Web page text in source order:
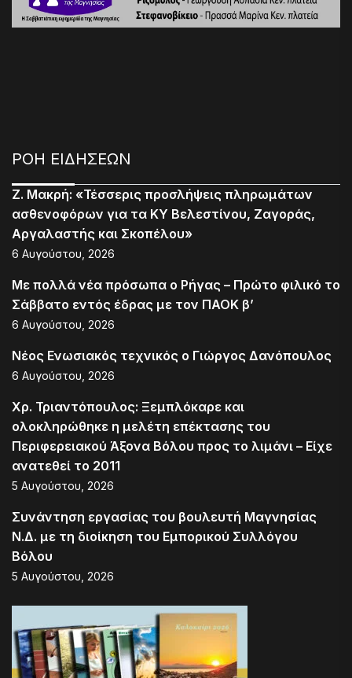
ΡΟΗ ΕΙΔΗΣΕΩΝ
Ζ. Μακρή: «Τέσσερις προσλήψεις πληρωμάτων
ασθενοφόρων για τα ΚΥ Βελεστίνου, Ζαγοράς,
Αργαλαστής και Σκοπέλου»
6 Αυγούστου, 2026
Με πολλά νέα πρόσωπα ο Ρήγας – Πρώτο φιλικό το
Σάββατο εντός έδρας με τον ΠΑΟΚ β’
6 Αυγούστου, 2026
Νέος Ενωσιακός τεχνικός ο Γιώργος Δανόπουλος
6 Αυγούστου, 2026
Χρ. Τριαντόπουλος: Ξεμπλόκαρε και
ολοκληρώθηκε η μελέτη επέκτασης του
Περιφερειακού Άξονα Βόλου προς το λιμάνι – Είχε
ανατεθεί το 2011
5 Αυγούστου, 2026
Συνάντηση εργασίας του βουλευτή Μαγνησίας
Ν.Δ. με τη διοίκηση του Εμπορικού Συλλόγου
Βόλου
5 Αυγούστου, 2026